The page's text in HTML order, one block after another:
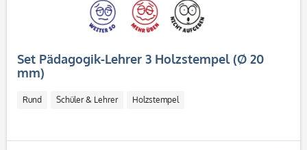
Set Pädagogik-Lehrer 3 Holzstempel (Ø 20
mm)
Rund Schüler & Lehrer Holzstempel